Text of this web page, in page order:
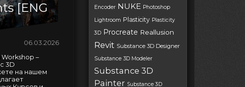
[ENG
06.03.2026
–
3D
на нашем
Encoder NUKE Photoshop
Lightroom Plasticity Plasticity
3D Procreate Reallusion
Revit Substance 3D Designer
Substance 3D Modeler
Substance 3D
Painter Substance 3D